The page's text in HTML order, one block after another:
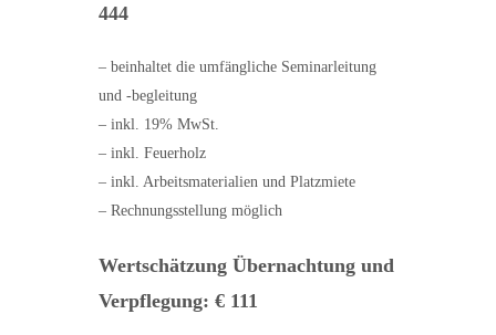
444
– beinhaltet die umfängliche Seminarleitung
und -begleitung
– inkl. 19% MwSt.
– inkl. Feuerholz
– inkl. Arbeitsmaterialien und Platzmiete
– Rechnungsstellung möglich
Wertschätzung Übernachtung und
Verpflegung: € 111